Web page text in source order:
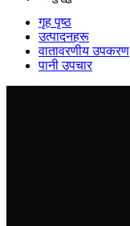
गृह पृष्ठ
उत्पादनहरू
वातावरणीय उपकरण
पानी उपचार